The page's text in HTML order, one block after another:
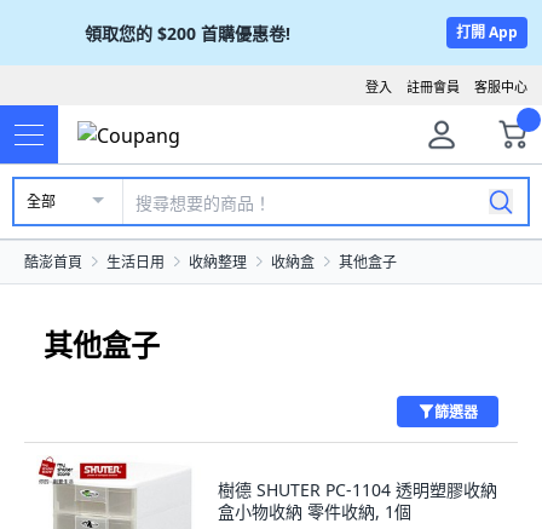
領取您的 $200 首購優惠卷! 打開 App
客服中心
註冊會員
登入
全部
酷澎首頁 生活日用 收納整理 收納盒 其他盒子
其他盒子
篩選器
樹德 SHUTER PC-1104 透明塑膠收納
盒小物收納 零件收納, 1個